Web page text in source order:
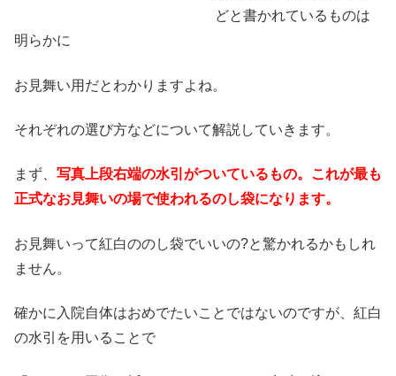
どと書かれているものは
明らかに
お見舞い用だとわかりますよね。
それぞれの選び方などについて解説していきます。
まず、 写真上段右端の水引がついているもの。これが最も
正式なお見舞いの場で使われるのし袋になります。
お見舞いって紅白ののし袋でいいの?と驚かれるかもしれ
ません。
確かに入院自体はおめでたいことではないのですが、紅白
の水引を用いることで